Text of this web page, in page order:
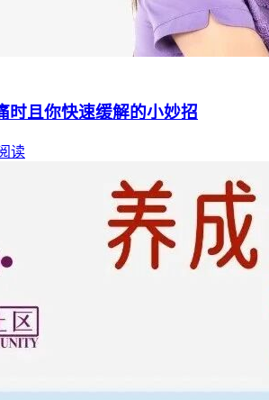
时且你快速缓解的小妙招
读